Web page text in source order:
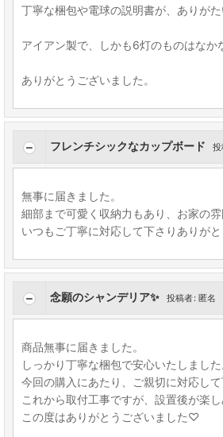
丁寧な梱包や電球の説明書が、ありがた
アイアン製で、しかも6灯のものはなか
ありがとうございました。
フレンチシックなカップボード
無事に届きました。
細部まで可愛く収納力もあり、お家の
いつもご丁寧に対応して下さりありが
念願のシャンデリア✨ 投稿者: 匿名
商品無事に届きました。
しっかり丁寧な梱包で安心いたしました
今回の購入にあたり、ご親切に対応し
これから取付工事ですが、設置後が楽し
この度はありがとうございました♡